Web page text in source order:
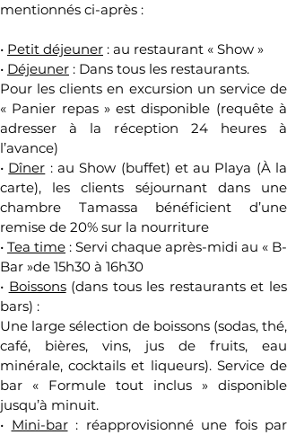
mentionnés ci-après :
• Petit déjeuner : au restaurant « Show »
• Déjeuner : Dans tous les restaurants.
Pour les clients en excursion un service de
« Panier repas » est disponible (requête à
adresser à la réception 24 heures à
l’avance)
• Dîner : au Show (buffet) et au Playa (À la
carte), les clients séjournant dans une
chambre Tamassa bénéficient d’une
remise de 20% sur la nourriture
• Tea time : Servi chaque après-midi au « B-
Bar »de 15h30 à 16h30
• Boissons (dans tous les restaurants et les
bars) :
Une large sélection de boissons (sodas, thé,
café, bières, vins, jus de fruits, eau
minérale, cocktails et liqueurs). Service de
bar « Formule tout inclus » disponible
jusqu’à minuit.
• Mini-bar : réapprovisionné une fois par